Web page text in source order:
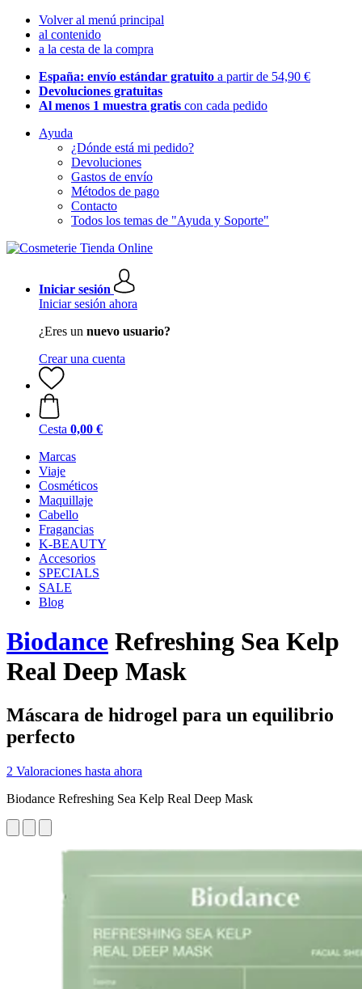
Volver al menú principal
al contenido
a la cesta de la compra
España: envío estándar gratuito a partir de 54,90 €
Devoluciones gratuitas
Al menos 1 muestra gratis con cada pedido
Ayuda
¿Dónde está mi pedido?
Devoluciones
Gastos de envío
Métodos de pago
Contacto
Todos los temas de "Ayuda y Soporte"
Iniciar sesión
Iniciar sesión ahora
¿Eres un nuevo usuario?
Crear una cuenta
Cesta 0,00 €
Marcas
Viaje
Cosméticos
Maquillaje
Cabello
Fragancias
K-BEAUTY
Accesorios
SPECIALS
SALE
Blog
Biodance Refreshing Sea Kelp
Real Deep Mask
Máscara de hidrogel para un equilibrio
perfecto
2 Valoraciones hasta ahora
Biodance Refreshing Sea Kelp Real Deep Mask